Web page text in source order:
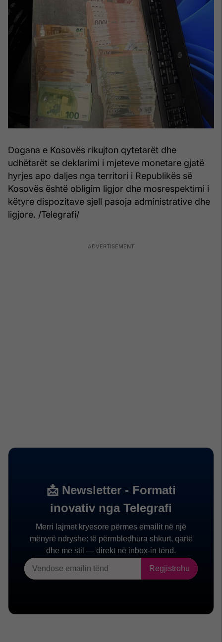
Dogana e Kosovës rikujton qytetarët dhe
udhëtarët se deklarimi i mjeteve monetare gjatë
hyrjes apo daljes nga territori i Republikës së
Kosovës është obligim ligjor dhe mosrespektimi i
këtyre dispozitave sjell pasoja administrative dhe
ligjore. /Telegrafi/